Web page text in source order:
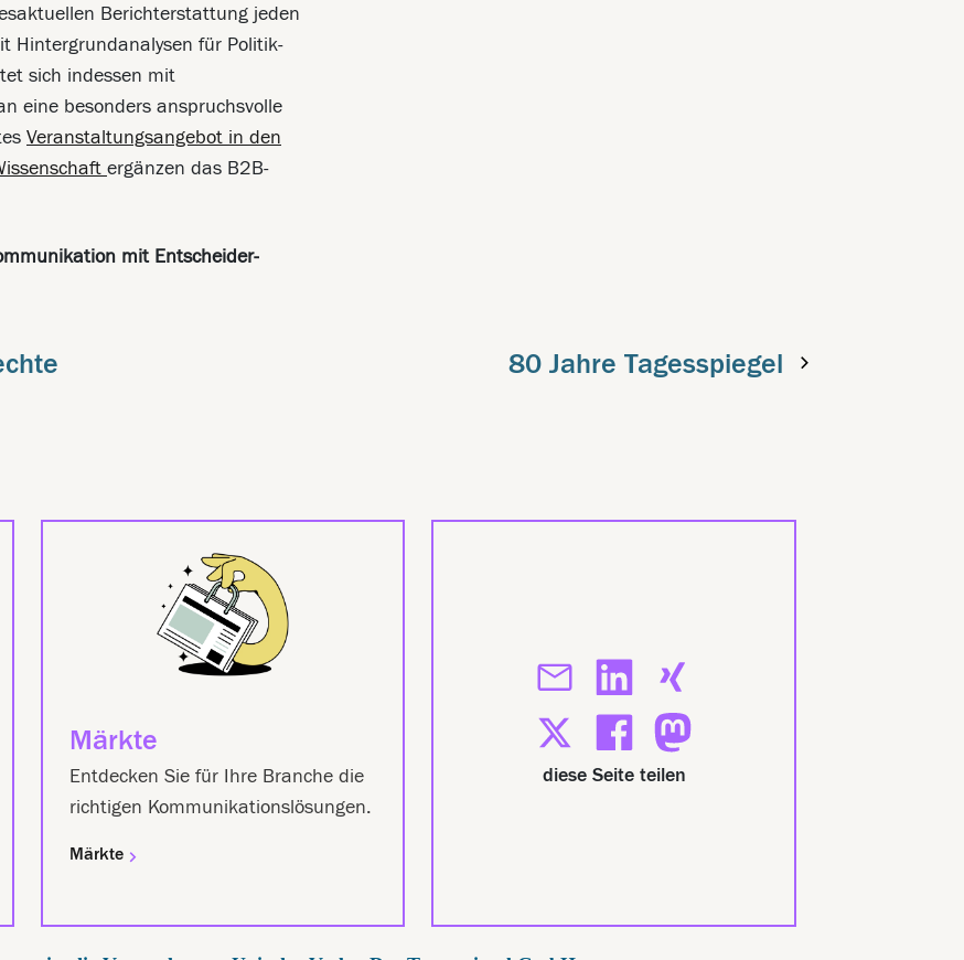
Berichterstattung jeden
Hintergrundanalysen für Politik-
sich indessen mit
eine besonders anspruchsvolle
Veranstaltungsangebot in den
ergänzen das B2B-
mit Entscheider-
80 Jahre Tagesspiegel
Märkte
Entdecken Sie für Ihre Branche die
richtigen Kommunikationslösungen.
Märkte
diese Seite teilen